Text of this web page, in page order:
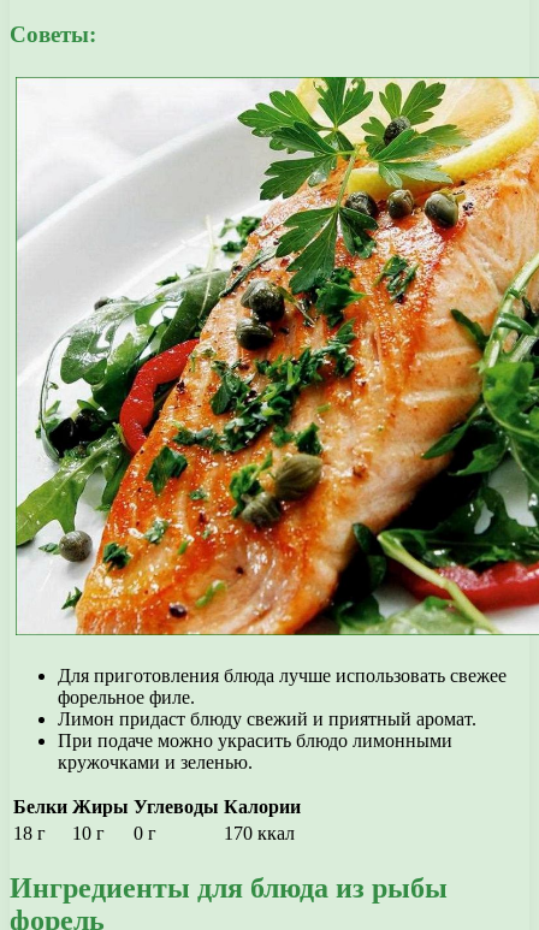
Советы:
Для приготовления блюда лучше использовать свежее
форельное филе.
Лимон придаст блюду свежий и приятный аромат.
При подаче можно украсить блюдо лимонными
кружочками и зеленью.
Белки Жиры Углеводы Калории
18 г
10 г 0 г 170 ккал
Ингредиенты для блюда из рыбы
форель